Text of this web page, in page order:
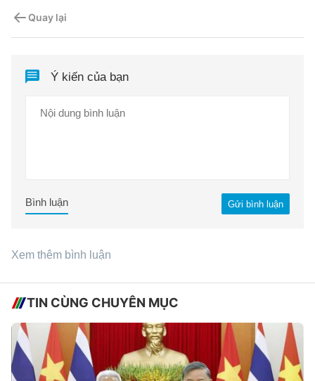
Quay lại
Ý kiến của bạn
Gửi bình luận
Bình luận
Xem thêm bình luận
TIN CÙNG CHUYÊN MỤC